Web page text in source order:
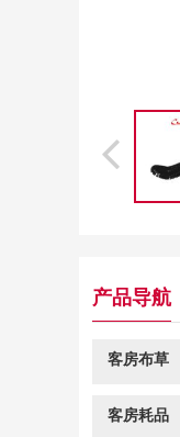
产品导航
客房布草
客房耗品